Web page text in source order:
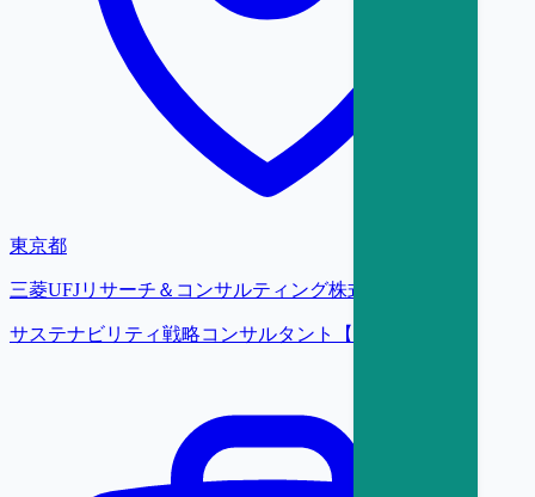
東京都
三菱UFJリサーチ＆コンサルティング株式会社
サステナビリティ戦略コンサルタント【大阪】